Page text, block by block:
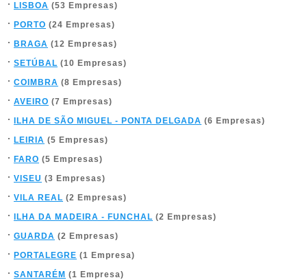
LISBOA (53 Empresas)
PORTO (24 Empresas)
BRAGA (12 Empresas)
SETÚBAL (10 Empresas)
COIMBRA (8 Empresas)
AVEIRO (7 Empresas)
ILHA DE SÃO MIGUEL - PONTA DELGADA (6 Empresas)
LEIRIA (5 Empresas)
FARO (5 Empresas)
VISEU (3 Empresas)
VILA REAL (2 Empresas)
ILHA DA MADEIRA - FUNCHAL (2 Empresas)
GUARDA (2 Empresas)
PORTALEGRE (1 Empresa)
SANTARÉM (1 Empresa)